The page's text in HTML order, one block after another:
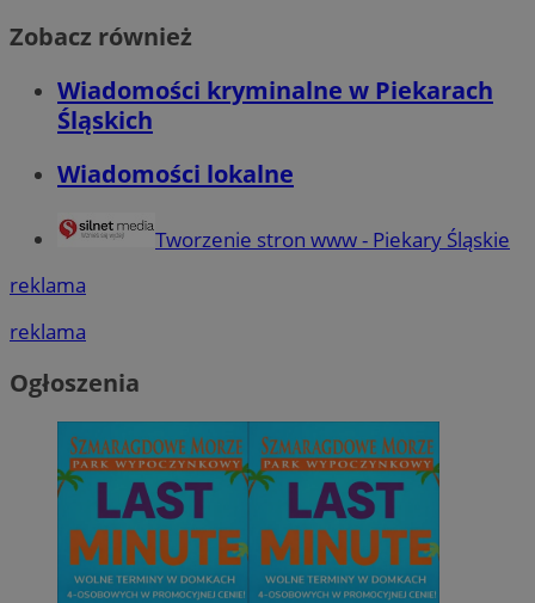
Zobacz również
Wiadomości kryminalne w Piekarach
Śląskich
Wiadomości lokalne
Tworzenie stron www - Piekary Śląskie
reklama
reklama
Ogłoszenia